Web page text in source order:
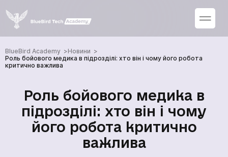
BlueBird Academy
Новини
Роль бойового медика в підрозділі: хто він і чому його робота
критично важлива
Роль бойового медика в
підрозділі: хто він і чому
його робота критично
важлива